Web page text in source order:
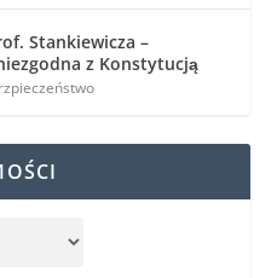
Stankiewicza –
z Konstytucją